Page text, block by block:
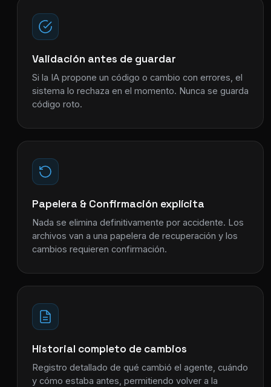
Validación antes de guardar
Si la IA propone un código o cambio con errores, el
sistema lo rechaza en el momento. Nunca se guarda
código roto.
Papelera & Confirmación explícita
Nada se elimina definitivamente por accidente. Los
archivos van a una papelera de recuperación y los
cambios requieren confirmación.
Historial completo de cambios
Registro detallado de qué cambió el agente, cuándo
y cómo estaba antes, permitiendo volver a la